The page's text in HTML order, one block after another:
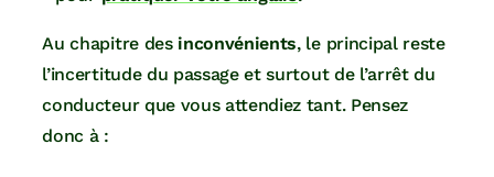
Au chapitre des inconvénients, le principal reste
l’incertitude du passage et surtout de l’arrêt du
conducteur que vous attendiez tant. Pensez
donc à :